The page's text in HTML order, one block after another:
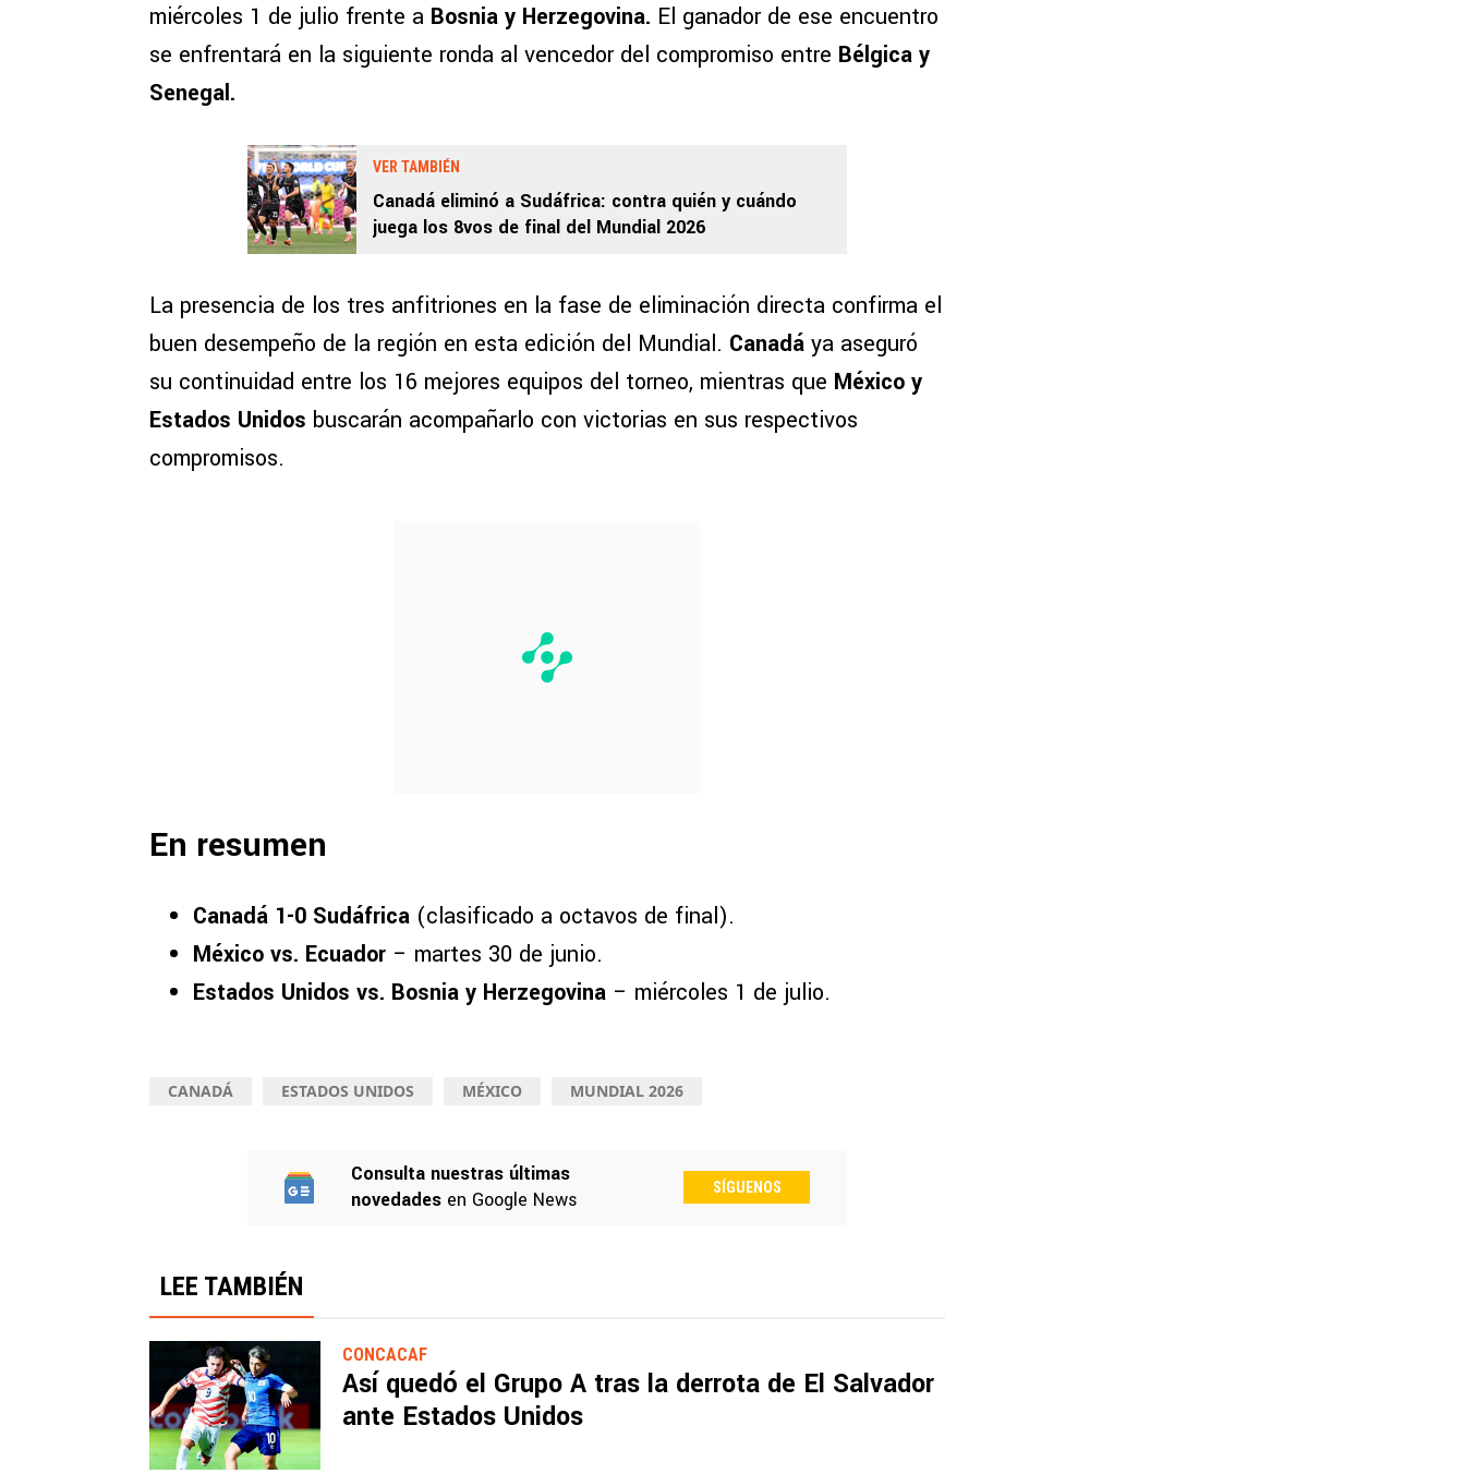
miércoles 1 de julio frente a Bosnia y Herzegovina. El ganador de ese encuentro
se enfrentará en la siguiente ronda al vencedor del compromiso entre Bélgica y
Senegal.
VER TAMBIÉN
Canadá eliminó a Sudáfrica: contra quién y cuándo
juega los 8vos de final del Mundial 2026
La presencia de los tres anfitriones en la fase de eliminación directa confirma el
buen desempeño de la región en esta edición del Mundial. Canadá ya aseguró
su continuidad entre los 16 mejores equipos del torneo, mientras que México y
Estados Unidos buscarán acompañarlo con victorias en sus respectivos
compromisos.
En resumen
Canadá 1-0 Sudáfrica (clasificado a octavos de final).
México vs. Ecuador – martes 30 de junio.
Estados Unidos vs. Bosnia y Herzegovina – miércoles 1 de julio.
CANADÁ ESTADOS UNIDOS MÉXICO MUNDIAL 2026
Consulta nuestras últimas
novedades en Google News
SÍGUENOS
LEE TAMBIÉN
CONCACAF
Así quedó el Grupo A tras la derrota de El Salvador
ante Estados Unidos